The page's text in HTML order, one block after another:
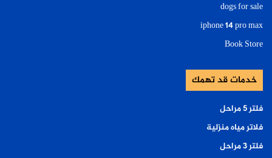
dogs for sale
iphone 14 pro max
Book Store
خدمات قد تهمك
فلتر ٥ مراحل
فلاتر مياه منزلية
فلتر ٣ مراحل